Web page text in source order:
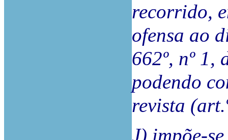
recorrido,
ofensa ao
662º, nº 1,
podendo
revista
J) impõe-